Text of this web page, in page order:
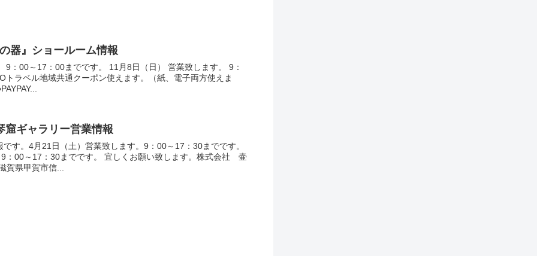
器』ショールーム情報
9：00～17：00までです。 11月8日（日） 営業致します。 9：
トラベル地域共通クーポン使えます。（紙、電子両方使えま
窟ギャラリー営業情報
す。4月21日（土）営業致します。9：00～17：30までです。
：00～17：30までです。 宜しくお願い致します。株式会社 壷
賀県甲賀市信...